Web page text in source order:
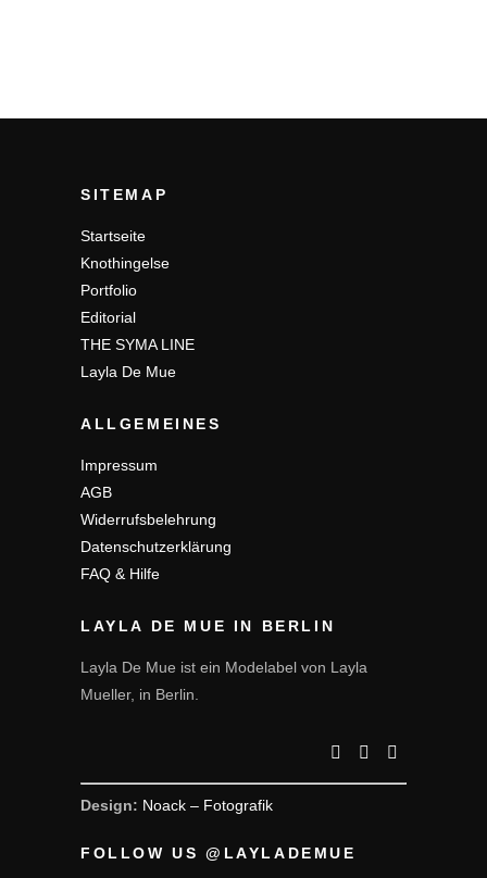
SITEMAP
Startseite
Knothingelse
Portfolio
Editorial
THE SYMA LINE
Layla De Mue
ALLGEMEINES
Impressum
AGB
Widerrufsbelehrung
Datenschutzerklärung
FAQ & Hilfe
LAYLA DE MUE IN BERLIN
Layla De Mue ist ein Modelabel von Layla
Mueller, in Berlin.
Design: Noack – Fotografik
FOLLOW US @LAYLADEMUE